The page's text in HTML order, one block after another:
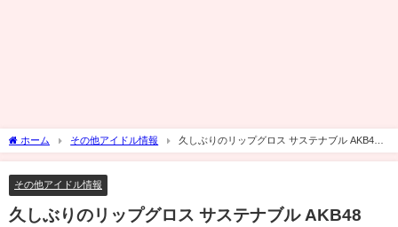
ホーム その他アイドル情報
久しぶりのリップグロス サステナブル AKB48
Team8 旭川駅前広場 旭川100フェス
その他アイドル情報
久しぶりのリップグロス サステナブル AKB48